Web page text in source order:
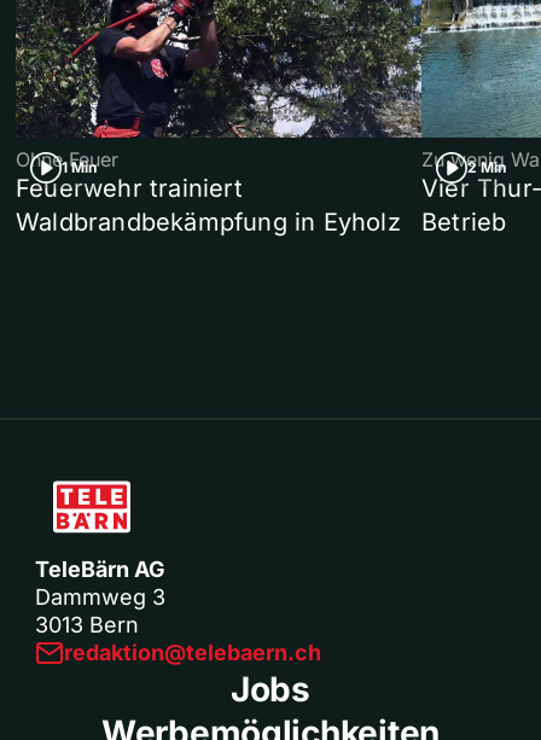
1 Min
Ohne Feuer
Feuerwehr trainiert
Waldbrandbekämpfung in Eyholz
2 Min
Zu wenig
Vier
Betrieb
TeleBärn AG
Dammweg 3
3013 Bern
redaktion@telebaern.ch
Jobs